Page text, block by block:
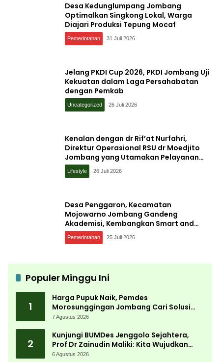
Desa Kedunglumpang Jombang
Optimalkan Singkong Lokal, Warga
Diajari Produksi Tepung Mocaf
Pemerintahan 31 Juli 2026
Jelang PKDI Cup 2026, PKDI Jombang Uji
Kekuatan dalam Laga Persahabatan
dengan Pemkab
Uncategorized 26 Juli 2026
Kenalan dengan dr Rif’at Nurfahri,
Direktur Operasional RSU dr Moedjito
Jombang yang Utamakan Pelayanan
Ilmiah
Lifestyle 26 Juli 2026
Desa Penggaron, Kecamatan
Mojowarno Jombang Gandeng
Akademisi, Kembangkan Smart and
Sustainable Village, Ini Tujuannya
Pemerintahan 25 Juli 2026
Populer Minggu Ini
1
Harga Pupuk Naik, Pemdes
Morosunggingan Jombang Cari Solusi
Lewat Kajian Akademik
7 Agustus 2026
2
Kunjungi BUMDes Jenggolo Sejahtera,
Prof Dr Zainudin Maliki: Kita Wujudkan
Kemandirian Ekonomi dengan Potensi
6 Agustus 2026